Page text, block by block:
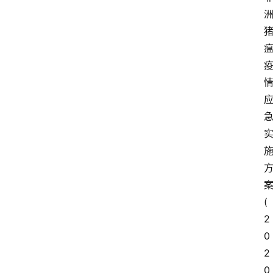
洲
猪
瘟
疫
情
应
急
实
施
方
案
(
2
0
2
0